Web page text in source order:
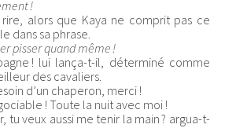
!
alors que Kaya ne comprit pas ce
dans sa phrase.
pisser quand même !
! lui lança-t-il, déterminé comme
des cavaliers.
d’un chaperon, merci !
! Toute la nuit avec moi !
tu veux aussi me tenir la main ? argua-t-